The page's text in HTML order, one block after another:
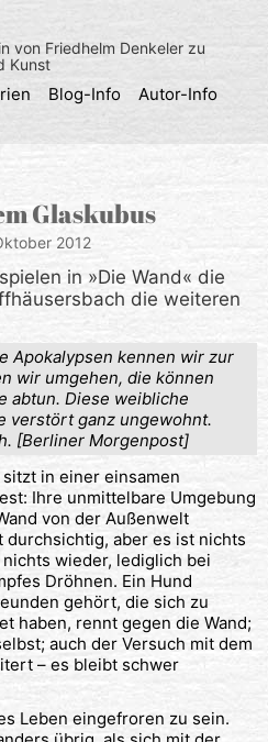
von Friedhelm Denkeler zu
Kunst
Blog-Info
Autor-Info
Glaskubus
2012
in »Die Wand« die
die weiteren
Apokalypsen kennen wir zur
wir umgehen, die können
abtun. Diese weibliche
verstört ganz ungewohnt.
[Berliner Morgenpost]
in einer einsamen
Ihre unmittelbare Umgebung
von der Außenwelt
durchsichtig, aber es ist nichts
wieder, lediglich bei
Dröhnen. Ein Hund
gehört, die sich zu
haben, rennt gegen die Wand;
auch der Versuch mit dem
– es bleibt schwer
Leben eingefroren zu sein.